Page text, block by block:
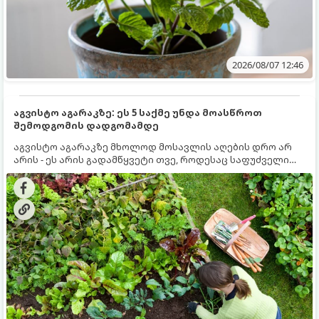
2026/08/07 12:46
აგვისტო აგარაკზე: ეს 5 საქმე უნდა მოასწროთ
შემოდგომის დადგომამდე
აგვისტო აგარაკზე მხოლოდ მოსავლის აღების დრო არ
არის - ეს არის გადამწყვეტი თვე, როდესაც საფუძველი
ეყრება მომავალი წლის მოსავალს და ბაღი მზადდება
შემოდგომა-ზამთრის სეზონისთვის. იმისათვის, რომ
ნიადაგმა ენერგია აღიდგინოს, ხოლო მცენარეებმა
ზამთარს გაუძლონ, აგვისტოს ბოლომდე 5
მნიშვნელოვანი საქმის გაკეთება უნდა მოასწროთ: